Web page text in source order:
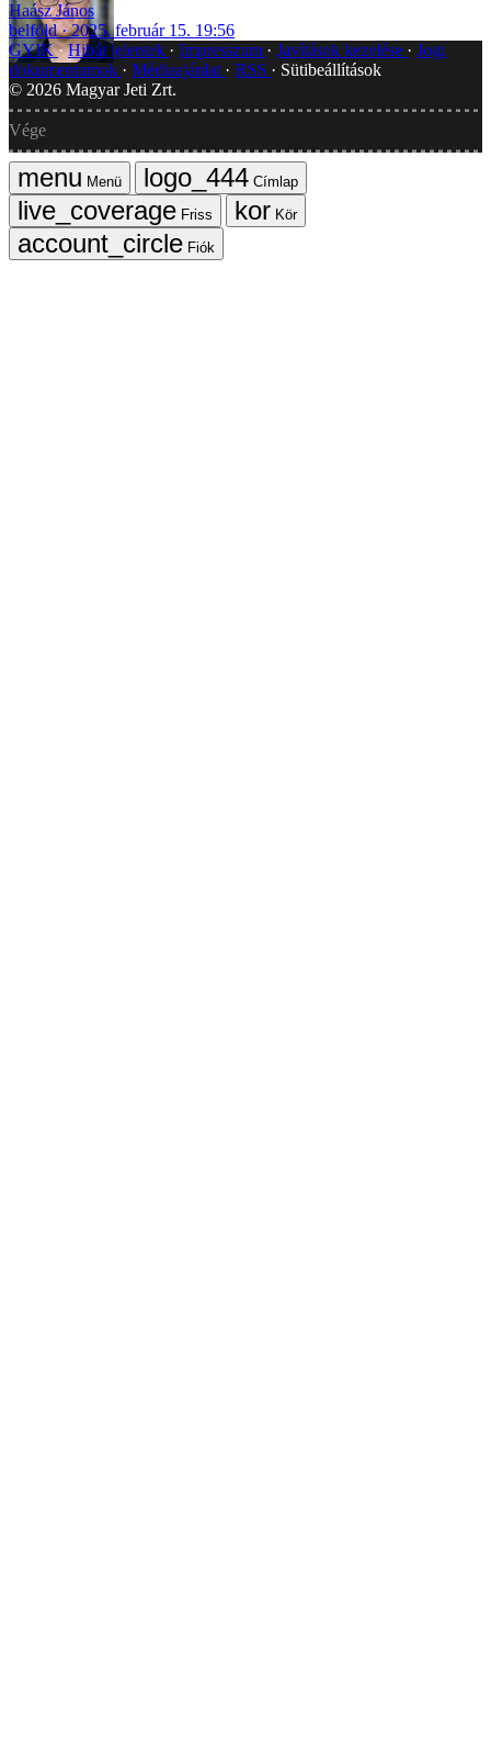
Haász János
belföld
2025. február 15. 19:56
GYIK Hibát jelentek Impresszum Javítások kezelése
Jogi
dokumentumok
Médiaajánlat RSS
Sütibeállítások
© 2026 Magyar Jeti Zrt.
Vége
Menü
Címlap
Friss
Kör
Fiók